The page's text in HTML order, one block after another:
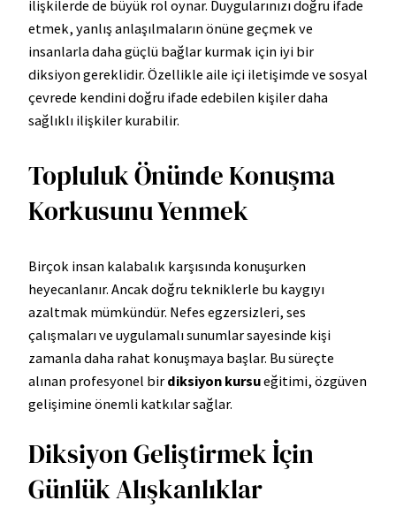
ilişkilerde de büyük rol oynar. Duygularınızı doğru ifade
etmek, yanlış anlaşılmaların önüne geçmek ve
insanlarla daha güçlü bağlar kurmak için iyi bir
diksiyon gereklidir. Özellikle aile içi iletişimde ve sosyal
çevrede kendini doğru ifade edebilen kişiler daha
sağlıklı ilişkiler kurabilir.
Topluluk Önünde Konuşma
Korkusunu Yenmek
Birçok insan kalabalık karşısında konuşurken
heyecanlanır. Ancak doğru tekniklerle bu kaygıyı
azaltmak mümkündür. Nefes egzersizleri, ses
çalışmaları ve uygulamalı sunumlar sayesinde kişi
zamanla daha rahat konuşmaya başlar. Bu süreçte
alınan profesyonel bir diksiyon kursueğitimi, özgüven
gelişimine önemli katkılar sağlar.
Diksiyon Geliştirmek İçin
Günlük Alışkanlıklar